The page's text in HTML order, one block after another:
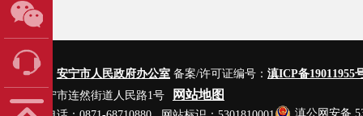
主办单位： 安宁市人民政府办公室 备案/许可证编号： 滇ICP备19011955
地址：安宁市连然街道人民路1号
网站地图
滇公网安备